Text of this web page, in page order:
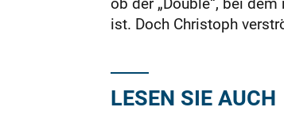
ist. Doch Christoph
LESEN SIE AUCH